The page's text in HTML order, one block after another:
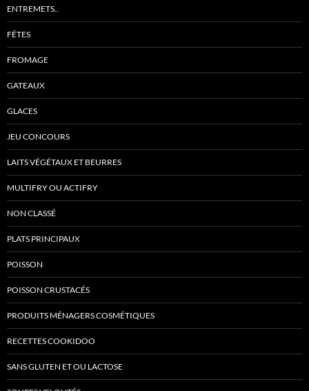
ENTREMETS..
FÊTES
FROMAGE
GATEAUX
GLACES
JEU CONCOURS
LAITS VÉGÉTAUX ET BEURRES
MULTIFRY OU ACTIFRY
NON CLASSÉ
PLATS PRINCIPAUX
POISSON
POISSON CRUSTACÉS
PRODUITS MÉNAGERS COSMÉTIQUES
RECETTES COOKIDOO
SANS GLUTEN ET OU LACTOSE